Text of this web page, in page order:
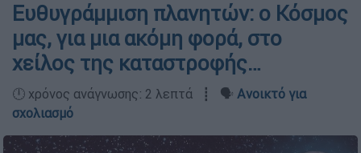
Ευθυγράμμιση πλανητών: ο Κόσμος
μας, για μια ακόμη φορά, στο
χείλος της καταστροφής…
🕛 χρόνος ανάγνωσης: 2 λεπτά ┋ 🗣️ Ανοικτό για
σχολιασμό